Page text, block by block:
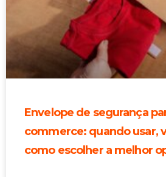
Envelope de segurança
commerce: quando usar,
como escolher a melhor